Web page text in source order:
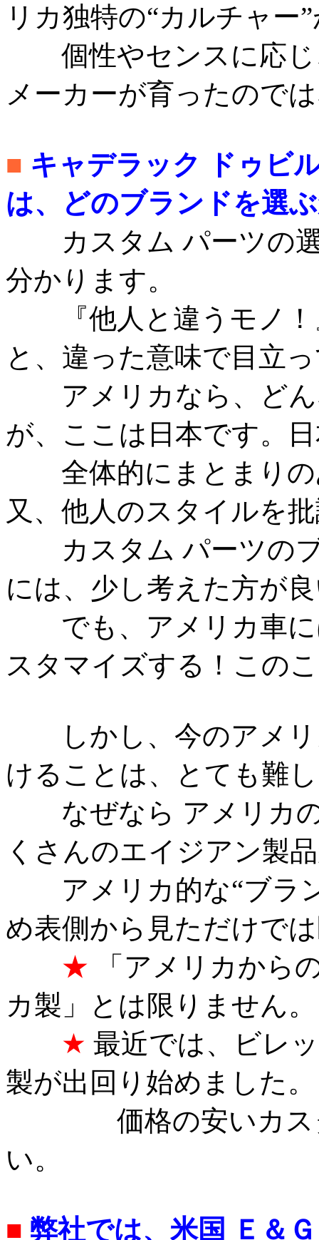
リカ独特の“カルチャー
個性やセンスに応じ
メーカーが育ったの
■ キャデラック ドゥビ
は、どのブランドを選
カスタム パーツの選
分かります。
『他人と違うモノ！
と、違った意味で目立
アメリカなら、どん
が、ここは日本です。
全体的にまとまりの
又、他人のスタイルを
カスタム パーツのブ
には、少し考えた方が
でも、アメリカ車に
スタマイズする！この
しかし、今のアメリ
けることは、とても難
なぜなら アメリカの
くさんのエイジアン製
アメリカ的な“ブラン
め表側から見ただけで
★ 「アメリカから
カ製」とは限りません。
★ 最近では、ビレ
製が出回り始めました。
価格の安いカスタ
い。
■ 弊社では、米国 Ｅ＆